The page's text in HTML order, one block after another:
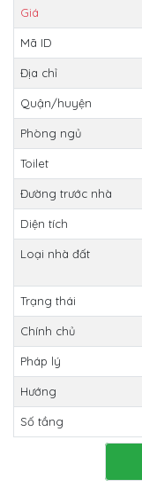
Giá
Mã ID
Địa chỉ
Quận/huyện
Phòng ngủ
Toilet
Đường trước nhà
Diện tích
Loại nhà đất
Trạng thái
Chính chủ
Pháp lý
Hướng
Số tầng